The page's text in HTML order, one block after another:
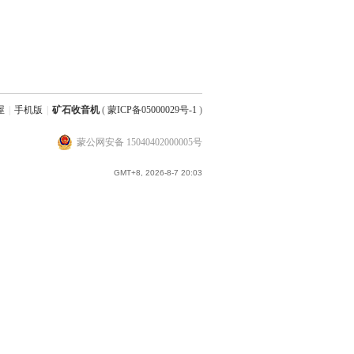
手机版 矿石收音机( 蒙ICP备05000029号-1 )
蒙公网安备 15040402000005号
GMT+8, 2026-8-7 20:03